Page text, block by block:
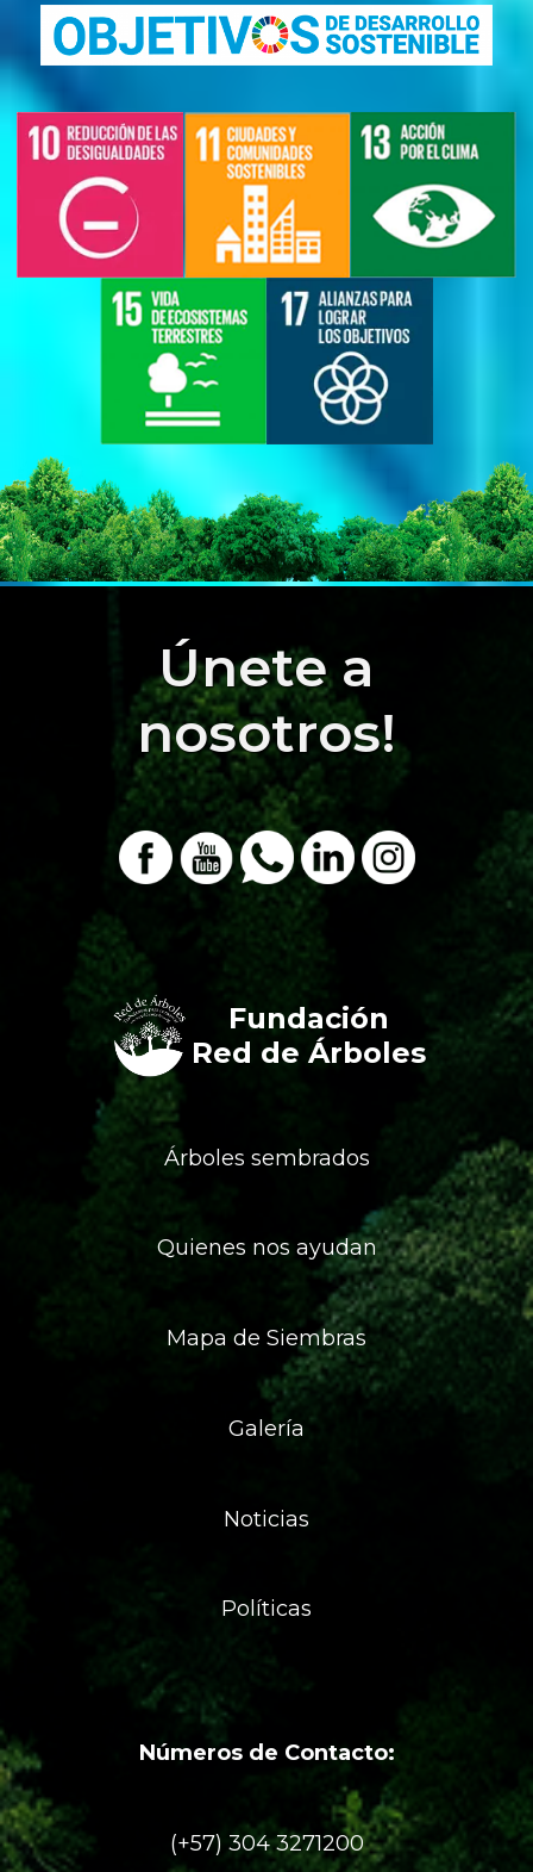
Únete a
nosotros!
Fundación
Red de Árboles
Árboles sembrados
Quienes nos ayudan
Mapa de Siembras
Galería
Noticias
Políticas
Números de Contacto:
(+57) 304 3271200